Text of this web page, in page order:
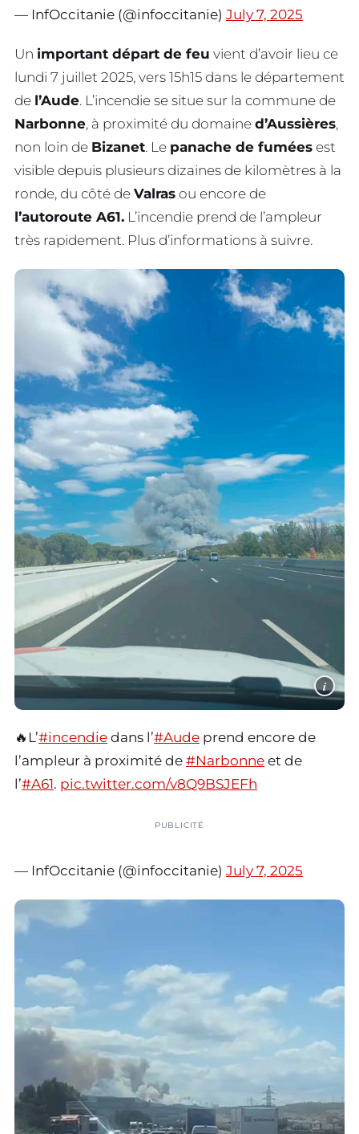
— InfOccitanie (@infoccitanie) July 7, 2025
Un important départ de feu vient d’avoir lieu ce
lundi 7 juillet 2025, vers 15h15 dans le département
de l’Aude. L’incendie se situe sur la commune de
Narbonne, à proximité du domaine d’Aussières,
non loin de Bizanet. Le panache de fumées est
visible depuis plusieurs dizaines de kilomètres à la
ronde, du côté de Valras ou encore de
l’autoroute A61. L’incendie prend de l’ampleur
très rapidement. Plus d’informations à suivre.
i
🔥L’#incendie dans l’#Aude prend encore de
l’ampleur à proximité de #Narbonne et de
l’#A61. pic.twitter.com/v8Q9BSJEFh
PUBLICITÉ
— InfOccitanie (@infoccitanie) July 7, 2025